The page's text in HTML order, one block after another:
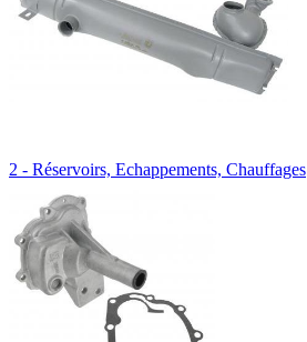
2 - Réservoirs, Echappements, Chauffages